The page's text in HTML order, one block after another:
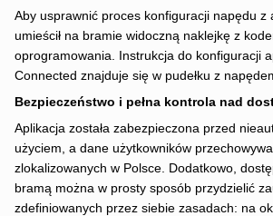
Aby usprawnić proces konfiguracji napędu z
umieścił na bramie widoczną naklejkę z
oprogramowania. Instrukcja do konfiguracji
Connected znajduje się w pudełku z
Bezpieczeństwo i pełna kontrola nad
Aplikacja została zabezpieczona przed
użyciem, a dane użytkowników
zlokalizowanych w Polsce. Dodatkowo,
bramą można w prosty sposób przydzielić
zdefiniowanych przez siebie zasadach: na